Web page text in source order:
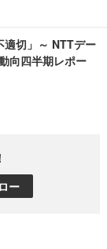
適切」～ NTTデー
向四半期レポー
ー